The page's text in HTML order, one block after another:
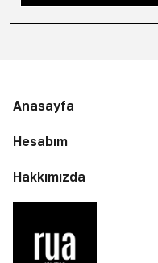
Anasayfa
Hesabım
Hakkımızda